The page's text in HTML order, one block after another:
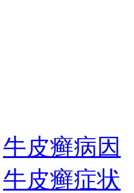
牛皮癣病因
牛皮癣症状